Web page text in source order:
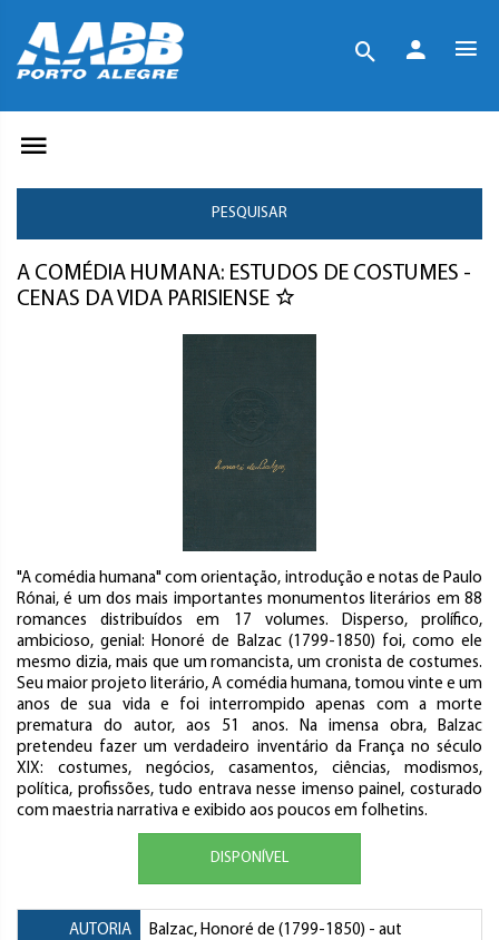
PESQUISAR
A COMÉDIA HUMANA: ESTUDOS DE COSTUMES -
CENAS DA VIDA PARISIENSE
"A comédia humana" com orientação, introdução e notas de Paulo
Rónai, é um dos mais importantes monumentos literários em 88
romances distribuídos em 17 volumes. Disperso, prolífico,
ambicioso, genial: Honoré de Balzac (1799-1850) foi, como ele
mesmo dizia, mais que um romancista, um cronista de costumes.
Seu maior projeto literário, A comédia humana, tomou vinte e um
anos de sua vida e foi interrompido apenas com a morte
prematura do autor, aos 51 anos. Na imensa obra, Balzac
pretendeu fazer um verdadeiro inventário da França no século
XIX: costumes, negócios, casamentos, ciências, modismos,
política, profissões, tudo entrava nesse imenso painel, costurado
com maestria narrativa e exibido aos poucos em folhetins.
DISPONÍVEL
AUTORIA Balzac, Honoré de (1799-1850) - aut